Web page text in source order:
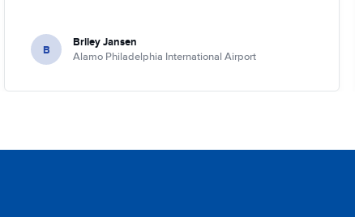
B Briley Jansen
Alamo Philadelphia International Airport